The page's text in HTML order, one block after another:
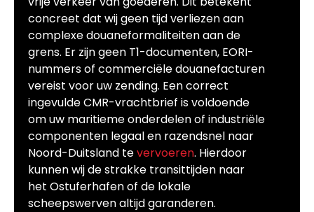
concreet dat wij geen tijd verliezen aan
complexe douaneformaliteiten aan de
grens. Er zijn geen T1-documenten, EORI-
nummers of commerciële douanefacturen
vereist voor uw zending. Een correct
ingevulde CMR-vrachtbrief is voldoende
om uw maritieme onderdelen of industriële
componenten legaal en razendsnel naar
Noord-Duitsland tevervoeren. Hierdoor
kunnen wij de strakke transittijden naar
het Ostuferhafen of de lokale
scheepswerven altijd garanderen.